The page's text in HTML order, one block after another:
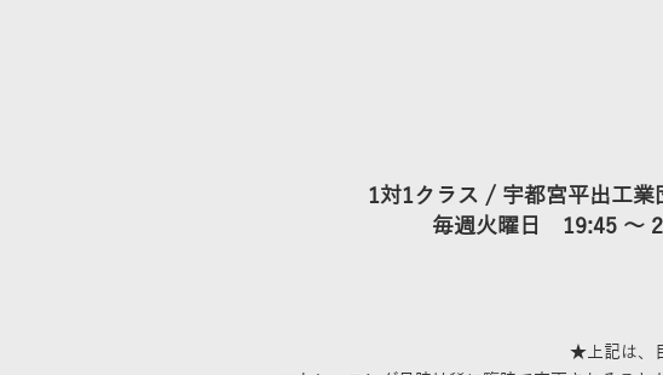
1対1クラス​ / 宇都宮平出工業
毎週火曜日 19:45 ～
★上記は、